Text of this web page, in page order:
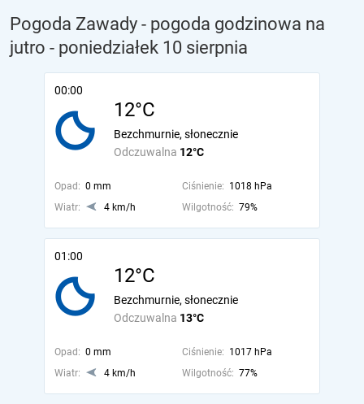
Pogoda Zawady - pogoda godzinowa na
jutro - poniedziałek 10 sierpnia
00:00
12°C
Odczuwalna 12°C
Bezchmurnie, słonecznie
Opad: 0 mm Ciśnienie: 1018 hPa
Wiatr:
4 km/h Wilgotność: 79%
01:00
12°C
Odczuwalna 13°C
Bezchmurnie, słonecznie
Opad: 0 mm Ciśnienie: 1017 hPa
Wiatr:
4 km/h Wilgotność: 77%